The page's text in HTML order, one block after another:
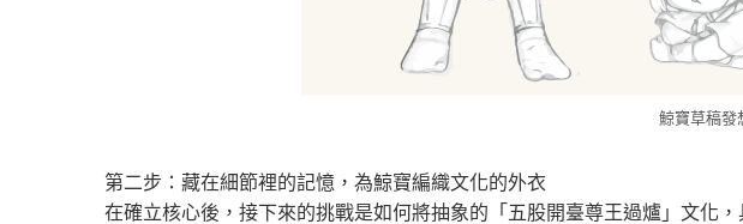
鯨寶草稿發
第二步：藏在細節裡的記憶，為鯨寶編織文化的外衣
在確立核心後，接下來的挑戰是如何將抽象的「五股開臺尊王過爐」文化